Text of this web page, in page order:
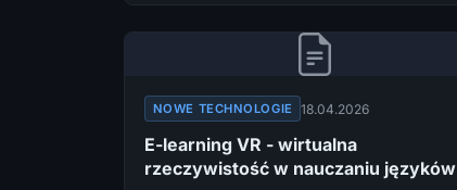
rewolucjonizuje nasze metropolie i co to
oznacza dla mieszkańców.
NOWE TECHNOLOGIE 18.04.2026
E-learning VR - wirtualna
rzeczywistość w nauczaniu języków